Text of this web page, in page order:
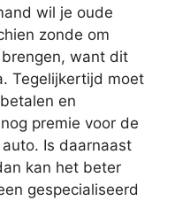
wil je oude
zonde om
want dit
Tegelijkertijd moet
en
premie voor de
Is daarnaast
kan het beter
gespecialiseerd